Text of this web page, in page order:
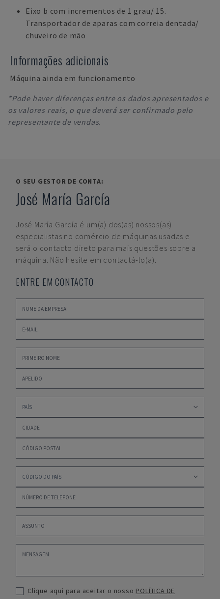
Eixo b com incrementos de 1 grau/ 15.
Transportador de aparas com correia dentada/
chuveiro de mão
Informações adicionais
Máquina ainda em funcionamento
*Pode haver diferenças entre os dados apresentados e
os valores reais, o que deverá ser confirmado pelo
representante de vendas.
O SEU GESTOR DE CONTA:
José María García
José María García é um(a) dos(as) nossos(as)
especialistas no comércio de máquinas usadas e
será o contacto direto para mais questões sobre a
máquina. Não hesite em contactá-lo(a).
ENTRE EM CONTACTO
Clique aqui para aceitar o nosso POLÍTICA DE